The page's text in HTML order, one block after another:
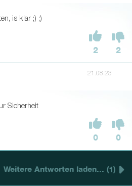
is klar ;) ;)
2 2
21.08.23
Sicherheit
0 0
Weitere Antworten laden... (1)